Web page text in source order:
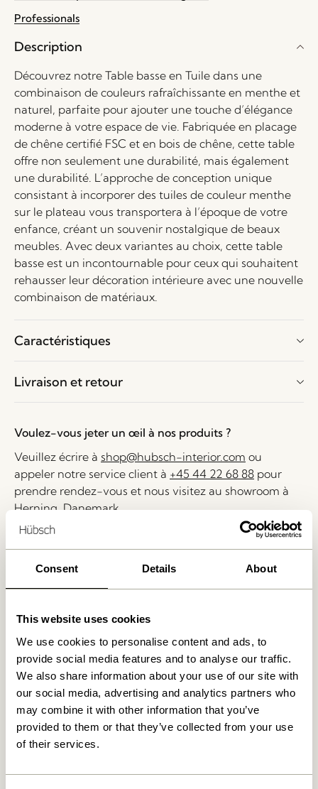
Consent Details About
This website uses cookies
We use cookies to personalise content and ads, to
provide social media features and to analyse our traffic.
We also share information about your use of our site with
our social media, advertising and analytics partners who
may combine it with other information that you’ve
provided to them or that they’ve collected from your use
of their services.
Professionals
Description
Découvrez notre Table basse en Tuile dans une
combinaison de couleurs rafraîchissante en menthe et
naturel, parfaite pour ajouter une touche d’élégance
moderne à votre espace de vie. Fabriquée en placage
de chêne certifié FSC et en bois de chêne, cette table
offre non seulement une durabilité, mais également
une durabilité. L’approche de conception unique
consistant à incorporer des tuiles de couleur menthe
sur le plateau vous transportera à l’époque de votre
enfance, créant un souvenir nostalgique de beaux
meubles. Avec deux variantes au choix, cette table
basse est un incontournable pour ceux qui souhaitent
rehausser leur décoration intérieure avec une nouvelle
combinaison de matériaux.
Caractéristiques
Livraison et retour
Voulez-vous jeter un œil à nos produits ?
Veuillez écrire à shop@hubsch-interior.com ou
appeler notre service client à +45 44 22 68 88 pour
prendre rendez-vous et nous visitez au showroom à
Herning, Danemark.
Livraison 1-4 jours ouvrables
Retour 30 jours
Livraison gratuite à partir de499 DKK*
Produits similaires